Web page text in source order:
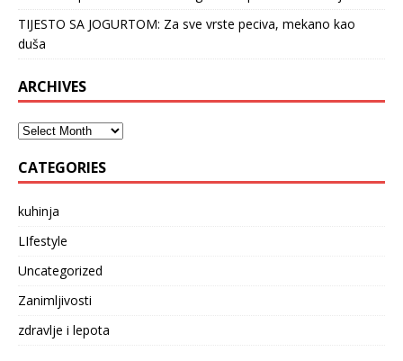
TIJESTO SA JOGURTOM: Za sve vrste peciva, mekano kao
duša
ARCHIVES
CATEGORIES
kuhinja
LIfestyle
Uncategorized
Zanimljivosti
zdravlje i lepota